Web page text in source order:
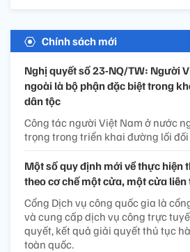
Chính sách mới
Nghị quyết số 23-NQ/TW: Người
ngoài là bộ phận đặc biệt trong
dân tộc
Công tác người Việt Nam ở nước
trọng trong triển khai đường lối
Một số quy định mới về thực hiện
theo cơ chế một cửa, một cửa liên
Cổng Dịch vụ công quốc gia là
và cung cấp dịch vụ công trực
quyết, kết quả giải quyết thủ tục
toàn quốc.